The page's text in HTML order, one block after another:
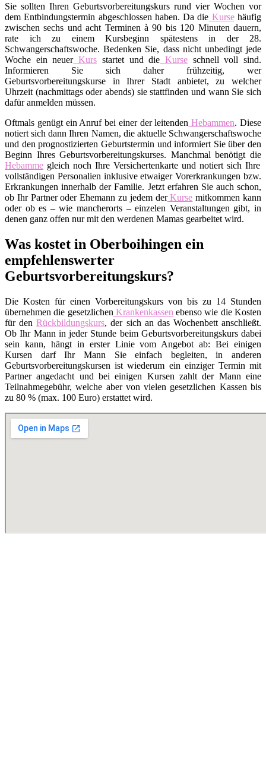
Sie sollten Ihren Geburtsvorbereitungskurs rund vier Wochen vor
dem Entbindungstermin abgeschlossen haben. Da die Kursehäufig
zwischen sechs und acht Terminen à 90 bis 120 Minuten dauern,
rate ich zu einem Kursbeginn spätestens in der 28.
Schwangerschaftswoche. Bedenken Sie, dass nicht unbedingt jede
Woche ein neuerKurs startet und die Kurseschnell voll sind.
Informieren Sie sich daher frühzeitig, wer
Geburtsvorbereitungskurse in Ihrer Stadt anbietet, zu welcher
Uhrzeit (nachmittags oder abends) sie stattfinden und wann Sie sich
dafür anmelden müssen.
Oftmals genügt ein Anruf bei einer der leitenden Hebammen. Diese
notiert sich dann Ihren Namen, die aktuelle Schwangerschaftswoche
und den prognostizierten Geburtstermin und informiert Sie über den
Beginn Ihres Geburtsvorbereitungskurses. Manchmal benötigt die
Hebamme gleich noch Ihre Versichertenkarte und notiert sich Ihre
vollständigen Personalien inklusive etwaiger Vorerkrankungen bzw.
Erkrankungen innerhalb der Familie. Jetzt erfahren Sie auch schon,
ob Ihr Partner oder Ehemann zu jedem derKurse mitkommen kann
oder ob es – wie mancherorts – einzelen Veranstaltungen gibt, in
denen ganz offen nur mit den werdenen Mamas gearbeitet wird.
Was kostet in Oberboihingen ein
empfehlenswerter
Geburtsvorbereitungskurs?
Die Kosten für einen Vorbereitungskurs von bis zu 14 Stunden
übernehmen die gesetzlichen Krankenkassen ebenso wie die Kosten
für denRückbildungskurs, der sich an das Wochenbett anschließt.
Ob Ihr Mann in jeder Stunde beim Geburtsvorbereitungskurs dabei
sein kann, hängt in erster Linie vom Angebot ab: Bei einigen
Kursen darf Ihr Mann Sie einfach begleiten, in anderen
Geburtsvorbereitungskursen ist wiederum ein einziger Termin mit
Partner angedacht und bei einigen Kursen zahlt der Mann eine
Teilnahmegebühr, welche aber von vielen gesetzlichen Kassen bis
zu 80 % (max. 100 Euro) erstattet wird.